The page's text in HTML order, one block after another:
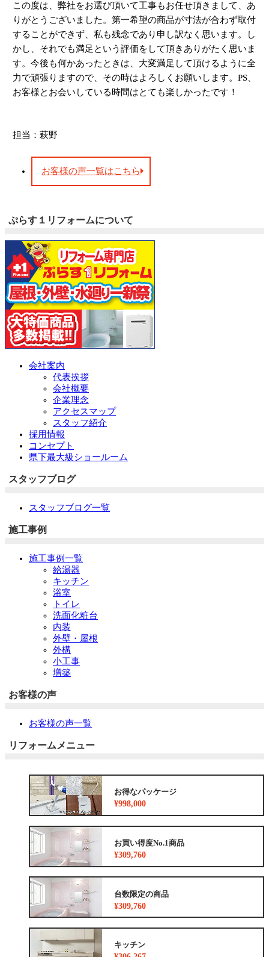
この度は、弊社をお選び頂いて工事もお任せ頂きまして、あ
りがとうございました。第一希望の商品が寸法が合わず取付
することができず、私も残念であり申し訳なく思います。し
かし、それでも満足という評価をして頂きありがたく思いま
す。今後も何かあったときは、大変満足して頂けるように全
力で頑張りますので、その時はよろしくお願いします。PS、
お客様とお会いしている時間はとても楽しかったです！
担当：萩野
お客様の声一覧はこちら
ぷらす１リフォームについて
会社案内
代表挨拶
会社概要
企業理念
アクセスマップ
スタッフ紹介
採用情報
コンセプト
県下最大級ショールーム
スタッフブログ
スタッフブログ一覧
施工事例
施工事例一覧
給湯器
キッチン
浴室
トイレ
洗面化粧台
内装
外壁・屋根
外構
小工事
増築
お客様の声
お客様の声一覧
リフォームメニュー
お得なパッケージ
¥998,000
お買い得度No.1商品
¥309,760
台数限定の商品
¥309,760
キッチン